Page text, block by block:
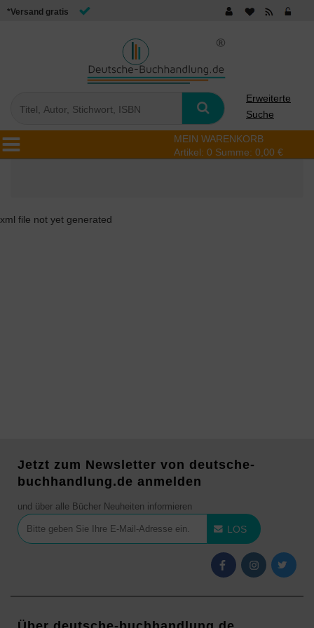
*Versand gratis
Erweiterte
Suche
MEIN WARENKORB
Artikel: 0 Summe: 0,00 €
xml file not yet generated
Jetzt zum Newsletter von deutsche-
buchhandlung.de anmelden
und über alle Bücher Neuheiten informieren
LOS